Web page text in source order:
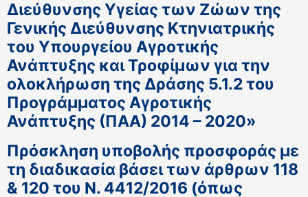
Διεύθυνσης Υγείας των Ζώων της
Γενικής Διεύθυνσης Κτηνιατρικής
του Υπουργείου Αγροτικής
Ανάπτυξης και Τροφίμων για την
ολοκλήρωση της Δράσης 5.1.2 του
Προγράμματος Αγροτικής
Ανάπτυξης (ΠΑΑ) 2014 – 2020»
Πρόσκληση υποβολής προσφοράς με
τη διαδικασία βάσει των άρθρων 118
& 120 του Ν. 4412/2016 (όπως